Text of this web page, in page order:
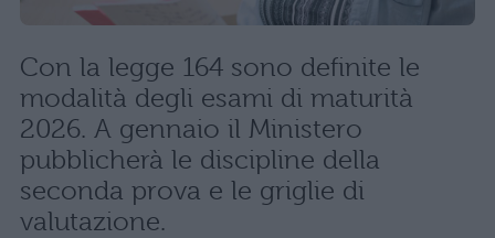
Con la legge 164 sono definite le
modalità degli esami di maturità
2026. A gennaio il Ministero
pubblicherà le discipline della
seconda prova e le griglie di
valutazione.